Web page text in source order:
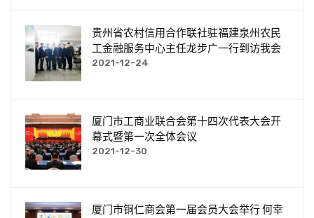
贵州省农村信用合作联社驻福建泉州农民
工金融服务中心主任龙步广一行到访我会
2021-12-24
厦门市工商业联合会第十四次代表大会开
幕式暨第一次全体会议
2021-12-30
厦门市铜仁商会第一届会员大会举行 何幸